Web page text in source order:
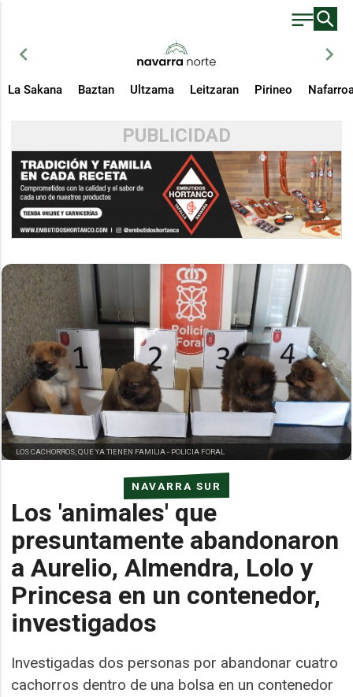
chevron_left chevron_right
La Sakana Baztan Ultzama Leitzaran Pirineo
PUBLICIDAD
NAVARRA SUR
Los 'animales' que
presuntamente abandonaron
a Aurelio, Almendra, Lolo y
Princesa en un contenedor,
investigados
Investigadas dos personas por abandonar cuatro
cachorros dentro de una bolsa en un contenedor
LOS CACHORROS, QUE YA TIENEN FAMILIA - POLICIA FORAL